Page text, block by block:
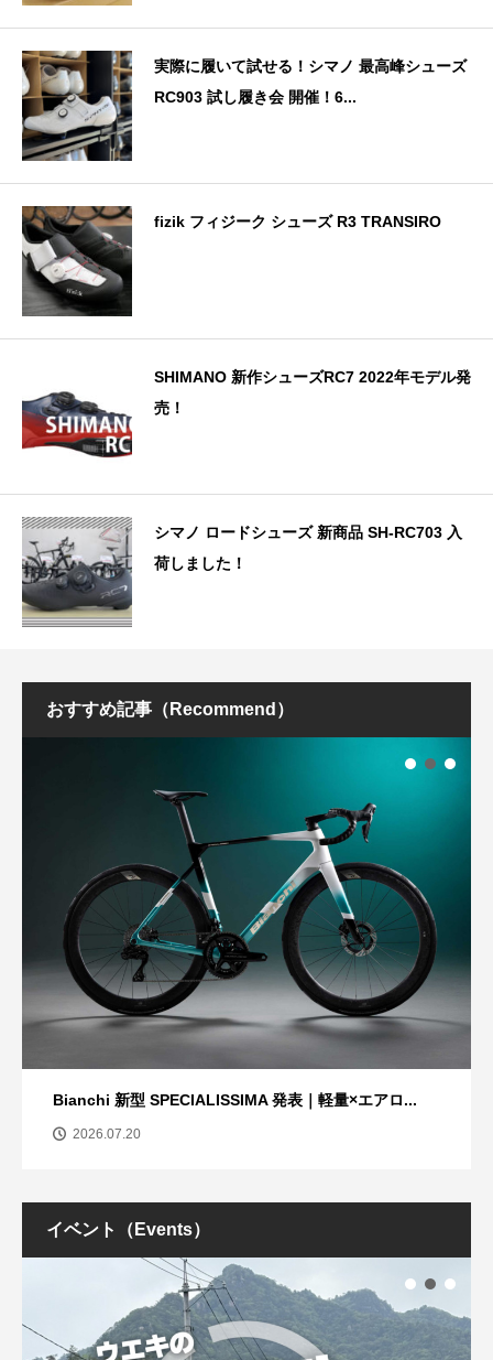
実際に履いて試せる！シマノ 最高峰シューズ
RC903 試し履き会 開催！6...
fizik フィジーク シューズ R3 TRANSIRO
SHIMANO 新作シューズRC7 2022年モデル発
売！
シマノ ロードシューズ 新商品 SH-RC703 入
荷しました！
おすすめ記事（Recommend）
Bianchi 新型 SPECIALISSIMA 発表｜軽量×エアロ...
2026.07.20
イベント（Events）